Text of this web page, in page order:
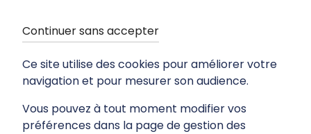
Continuer sans accepter
Ce site utilise des cookies pour améliorer votre
navigation et pour mesurer son audience.
Vous pouvez à tout moment modifier vos
préférences dans la page de gestion des